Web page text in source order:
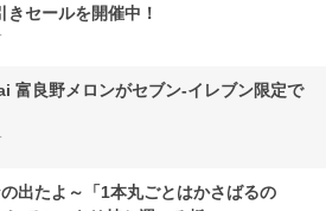
きセールを開催中！
富良野メロンがセブン‐イレブン限定で
出たよ～「1本丸ごとはかさばるの